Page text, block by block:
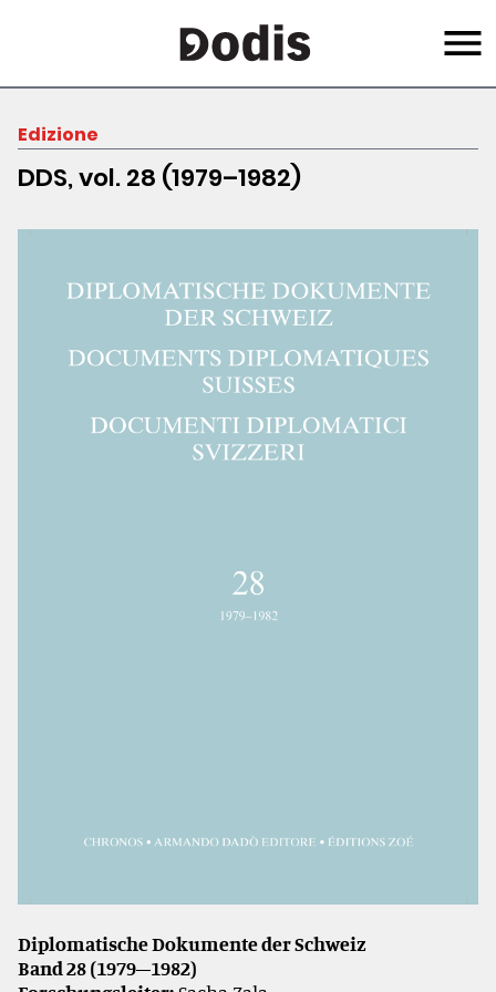
principale
Menu
Edizione
DDS, vol. 28 (1979–1982)
Diplomatische Dokumente der Schweiz
Band 28 (1979–1982)